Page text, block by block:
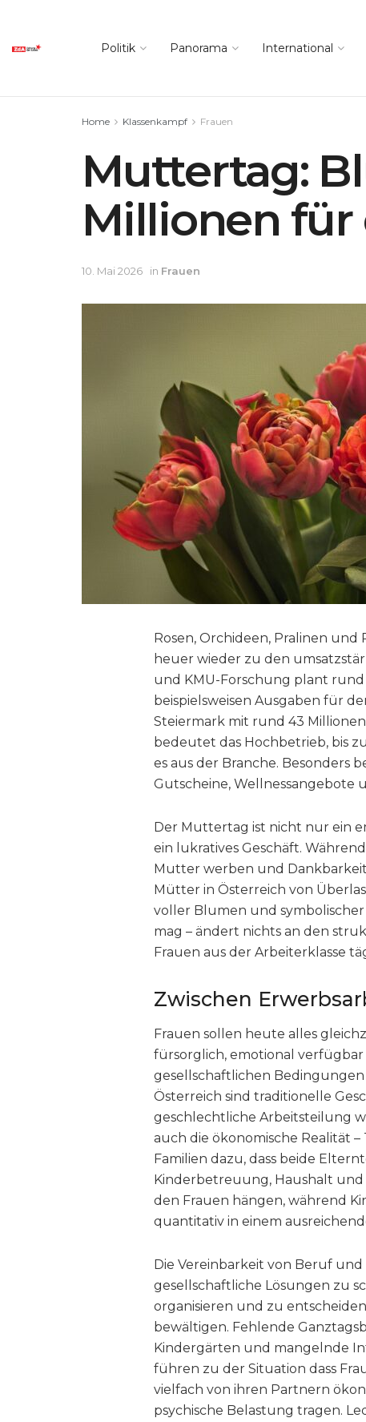
Politik Panorama International
Home Klassenkampf Frauen
Muttertag:
Millionen für
10. Mai 2026 in Frauen
Rosen, Orchideen, Pralinen
heuer wieder zu den
und KMU-Forschung plant
beispielsweisen Ausgaben für
Steiermark mit rund 43
bedeutet das Hochbetrieb, bis
es aus der Branche. Besonders
Gutscheine, Wellnessangebote
Der Muttertag ist nicht nur ein
ein lukratives Geschäft.
Mutter werben und
Mütter in Österreich von
voller Blumen und
mag – ändert nichts an den
Frauen aus der Arbeiterklasse
Zwischen
Frauen sollen heute alles
fürsorglich, emotional
gesellschaftlichen
Österreich sind traditionelle
geschlechtliche Arbeitsteilung
auch die ökonomische Realität
Familien dazu, dass beide
Kinderbetreuung, Haushalt
den Frauen hängen, während
quantitativ in einem
Die Vereinbarkeit von Beruf
gesellschaftliche Lösungen zu
organisieren und zu
bewältigen. Fehlende
Kindergärten und mangelnde
führen zu der Situation dass
vielfach von ihren Partnern
psychische Belastung tragen.